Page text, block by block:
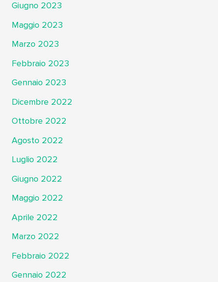
Giugno 2023
Maggio 2023
Marzo 2023
Febbraio 2023
Gennaio 2023
Dicembre 2022
Ottobre 2022
Agosto 2022
Luglio 2022
Giugno 2022
Maggio 2022
Aprile 2022
Marzo 2022
Febbraio 2022
Gennaio 2022